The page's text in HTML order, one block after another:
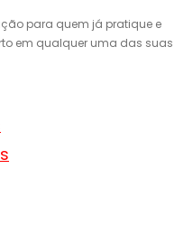
para quem já pratique e
em qualquer uma das suas